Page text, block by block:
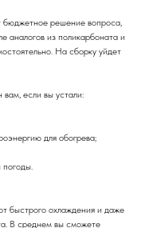
бюджетное решение вопроса,
аналогов из поликарбоната и
На сборку уйдет
если вы устали:
для обогрева;
погоды.
быстрого охлаждения и даже
В среднем вы сможете